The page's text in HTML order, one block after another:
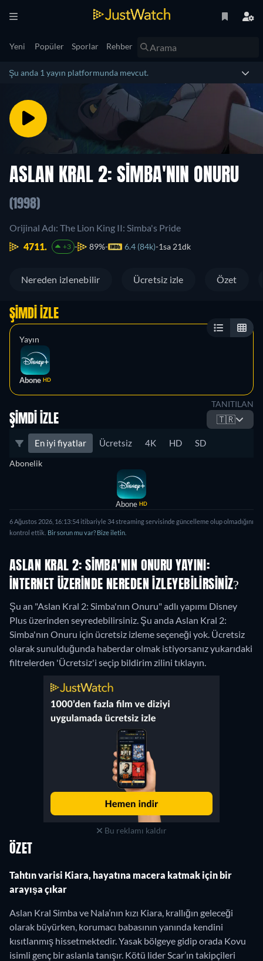
Yeni Popüler Sporlar Rehber
Şu anda 1 yayın platformunda mevcut.
ASLAN KRAL 2: SIMBA'NIN ONURU
(1998)
Orijinal Adı: The Lion King II: Simba's Pride
4711.
+3 89% 6.4 (84k) 1sa 21dk
Nereden izlenebilir Ücretsiz izle Özet
ŞIMDI İZLE
Yayın
Abone HD
TANITILAN
ŞIMDI İZLE 🇹🇷
En iyi fiyatlar Ücretsiz 4K HD SD
Abonelik
Abone HD
6 Ağustos 2026, 16:13:54 itibariyle 34 streaming servisinde güncelleme olup olmadığını
kontrol ettik. Bir sorun mu var? Bize iletin.
ASLAN KRAL 2: SIMBA'NIN ONURU YAYINI:
İNTERNET ÜZERINDE NEREDEN IZLEYEBILIRSINIZ?
Şu an "Aslan Kral 2: Simba'nın Onuru" adlı yapımı Disney
Plus üzerinden seyredebilirsiniz. Şu anda Aslan Kral 2:
Simba'nın Onuru için ücretsiz izleme seçeneği yok. Ücretsiz
olarak sunulduğunda haberdar olmak istiyorsanız yukarıdaki
filtrelerden 'Ücretsiz'i seçip bildirim zilini tıklayın.
Bu reklamı kaldır
ÖZET
Tahtın varisi Kiara, hayatına macera katmak için bir
arayışa çıkar
Aslan Kral Simba ve Nala’nın kızı Kiara, krallığın geleceği
olarak büyürken, korumacı babasının yanında kendini
kısıtlanmış hissetmektedir. Yasak bölgeye gidip orada Kovu
isimli genç bir aslanla tanışır. Kötü lider Scar’ın takipçileri